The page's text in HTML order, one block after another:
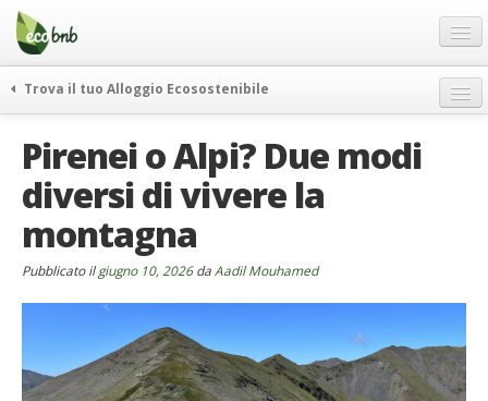
Menu
Salta
contenuto
Offerte Speciali
Regali
FAQ
Chi Siamo
Partner
Contatti
German
Trova il tuo Alloggio Ecosostenibile
itinerari
curiosità
vivere e viaggiare verde
Pirenei o Alpi? Due modi
diversi di vivere la
montagna
Pubblicato ilgiugno 10, 2026da Aadil Mouhamed